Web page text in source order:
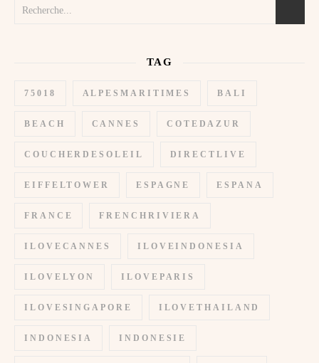
TAG
75018 ALPESMARITIMES BALI
BEACH CANNES COTEDAZUR
COUCHERDESOLEIL DIRECTLIVE
EIFFELTOWER ESPAGNE ESPANA
FRANCE FRENCHRIVIERA
ILOVECANNES ILOVEINDONESIA
ILOVELYON ILOVEPARIS
ILOVESINGAPORE ILOVETHAILAND
INDONESIA INDONESIE